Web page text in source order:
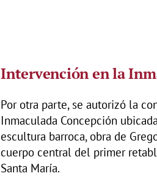
Intervención en la
Por otra parte, se autorizó la
Inmaculada Concepción
escultura barroca, obra de
cuerpo central del primer
Santa María.